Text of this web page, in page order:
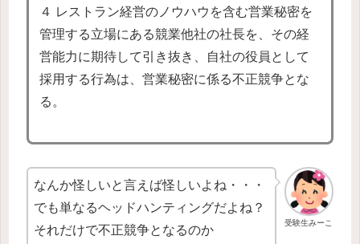
４ レストラン経営のノウハウを含む営業秘密を
管理する立場にある競業他社の社長を、その経
営能力に期待して引き抜き、自社の役員として
採用する行為は、営業秘密に係る不正競争とな
る。
受験生みーこ
なんか怪しいと言えば怪しいよね・・・
でも単なるヘッドハンティングだよね？
それだけで不正競争となるのか